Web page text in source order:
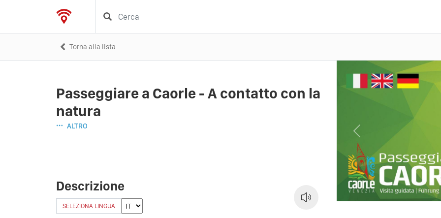
Torna alla lista
Passeggiare a Caorle - A contatto con la
natura
ALTRO
Descrizione
SELEZIONA LINGUA
Previous